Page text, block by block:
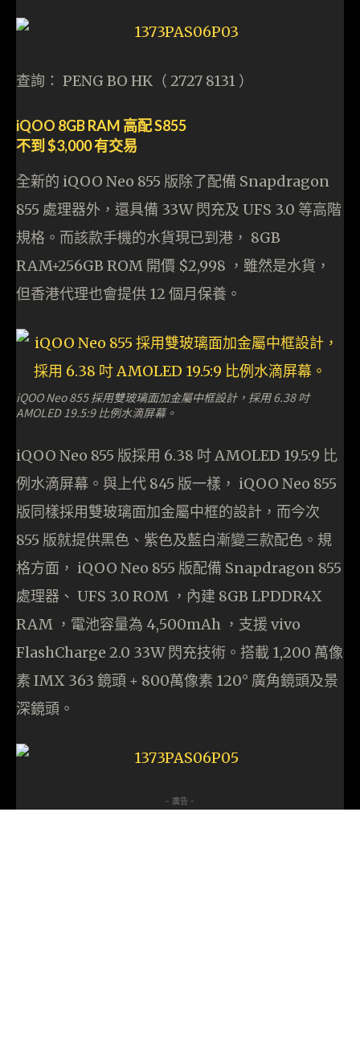
查詢： PENG BO HK（ 2727 8131 ）
iQOO 8GB RAM 高配 S855
不到 $3,000 有交易
全新的 iQOO Neo 855 版除了配備 Snapdragon
855 處理器外，還具備 33W 閃充及 UFS 3.0 等高階
規格。而該款手機的水貨現已到港， 8GB
RAM+256GB ROM 開價 $2,998 ，雖然是水貨，
但香港代理也會提供 12 個月保養。
iQOO Neo 855 採用雙玻璃面加金屬中框設計，採用 6.38 吋
AMOLED 19.5:9 比例水滴屏幕。
iQOO Neo 855 版採用 6.38 吋 AMOLED 19.5:9 比
例水滴屏幕。與上代 845 版一樣， iQOO Neo 855
版同樣採用雙玻璃面加金屬中框的設計，而今次
855 版就提供黑色、紫色及藍白漸變三款配色。規
格方面， iQOO Neo 855 版配備 Snapdragon 855
處理器、 UFS 3.0 ROM ，內建 8GB LPDDR4X
RAM ，電池容量為 4,500mAh ，支援 vivo
FlashCharge 2.0 33W 閃充技術。搭載 1,200 萬像
素 IMX 363 鏡頭 + 800萬像素 120° 廣角鏡頭及景
深鏡頭。
- 廣告 -